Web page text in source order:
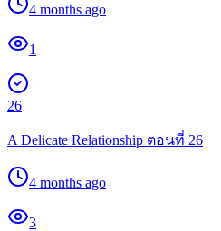
4 months ago
1
26
A Delicate Relationship ตอนที่ 26
4 months ago
3